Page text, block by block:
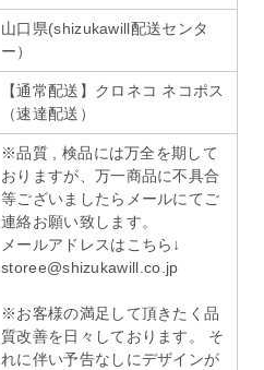
山口県(shizukawill配送センタ
ー）
【通常配送】クロネコ ネコポス
（速達配送）
※品質 , 検品には万全を期して
おりますが、万一商品に不具合
等ございましたらメールにてご
連絡お願い致します。
メールアドレスはこちら↓
storee@shizukawill.co.jp
※お客様の満足して頂きたく品
質改善を日々しております。 そ
れに伴い予告なしにデザインが